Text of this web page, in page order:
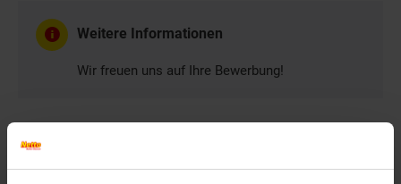
Weitere Informationen
Wir freuen uns auf Ihre Bewerbung!